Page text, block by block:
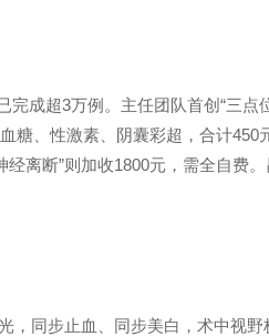
成超3万例。主任团队首创“三点
糖、性激素、阴囊彩超，合计450
离断”则加收1800元，需全自费
，同步止血、同步美白，术中视